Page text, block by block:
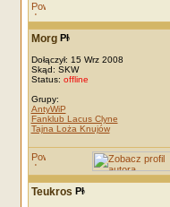
Morg
Dołączył: 15 Wrz 2008
Skąd: SKW
Status: offline
Grupy:
AntyWiP
Fanklub Lacus Clyne
Tajna Loża Knujów
Teukros